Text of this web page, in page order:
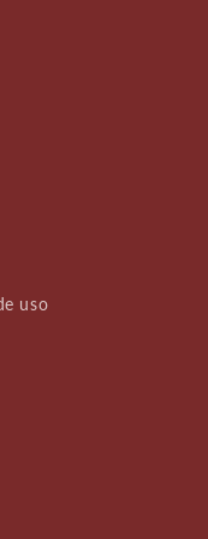
uso